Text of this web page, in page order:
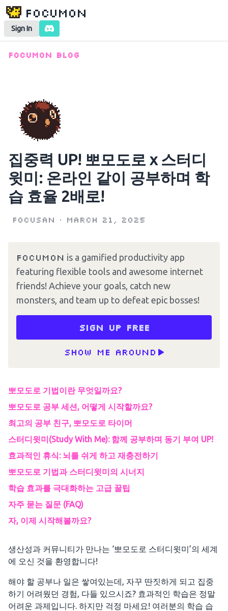
Focumon
Sign In
Focumon Blog
집중력 UP! 뽀모도로 x 스터디
윗미: 온라인 같이 공부하며 학
습 효율 2배로!
Focusan • March 21, 2025
Focumon is a gamified productivity app
featuring flexible tools and awesome internet
friends! Achieve your goals, catch new
monsters, and team up to defeat epic bosses!
Sign up free
Show me around
뽀모도로 기법이란 무엇일까요?
뽀모도로 공부 세션, 어떻게 시작할까요?
최고의 공부 친구, 뽀모도로 타이머
스터디윗미(Study With Me): 함께 공부하며 동기 부여 UP!
효과적인 휴식: 뇌를 쉬게 하고 재충전하기
뽀모도로 기법과 스터디윗미의 시너지
학습 효과를 극대화하는 고급 꿀팁
자주 묻는 질문 (FAQ)
자, 이제 시작해볼까요?
생산성과 커뮤니티가 만나는 ‘뽀모도로 스터디윗미’의 세계
에 오신 것을 환영합니다!
해야 할 공부나 일은 쌓여있는데, 자꾸 딴짓하게 되고 집중
하기 어려웠던 경험, 다들 있으시죠? 효과적인 학습은 정말
어려운 과제입니다. 하지만 걱정 마세요! 여러분의 학습 습